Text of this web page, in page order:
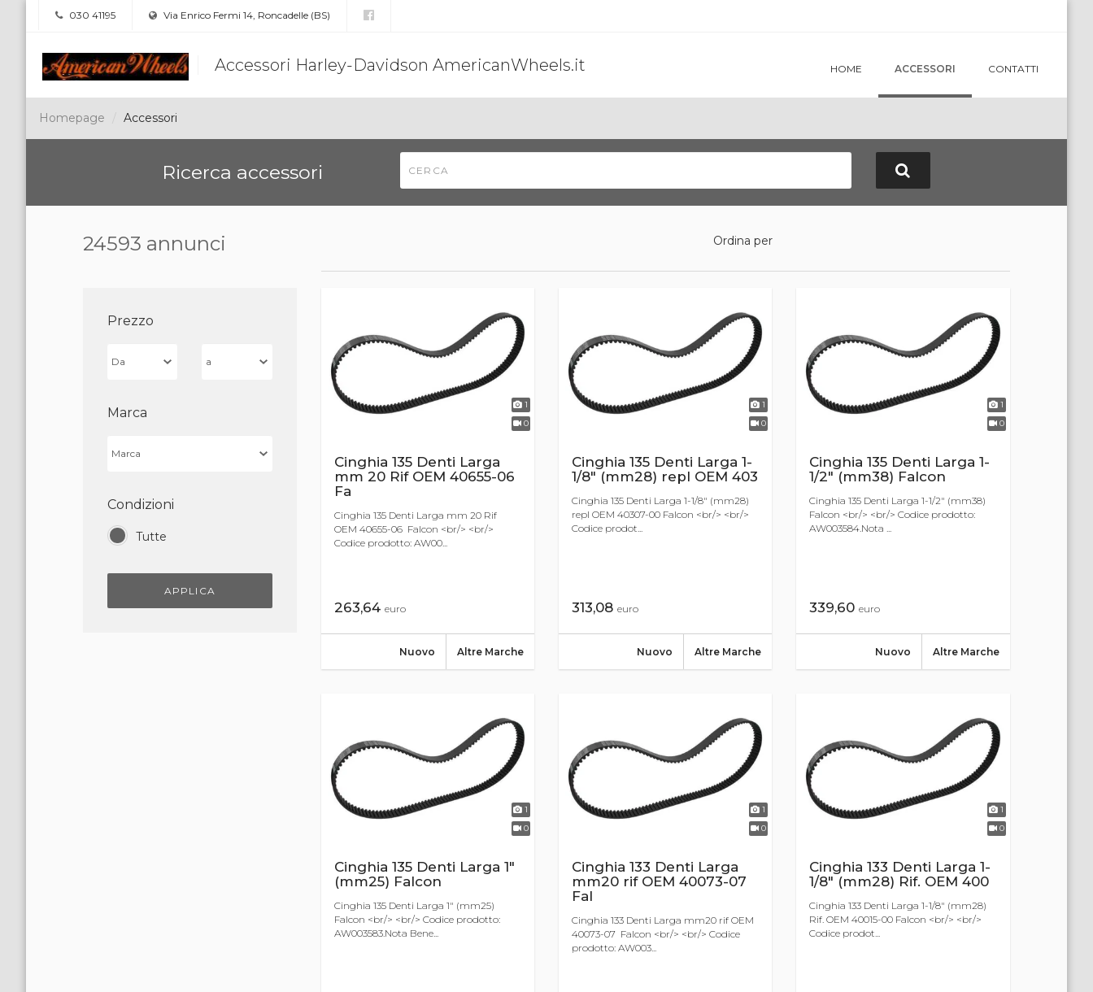
030 41195 Via Enrico Fermi 14, Roncadelle (BS)
Accessori Harley-Davidson AmericanWheels.it HOME ACCESSORI CONTATTI
Homepage Accessori
Ricerca accessori
24593 annunci Ordina per
Prezzo
Marca
Condizioni
Tutte
APPLICA
1
0
Cinghia 135 Denti Larga
mm 20 Rif OEM 40655-06
Fa
Cinghia 135 Denti Larga mm 20 Rif
OEM 40655-06 Falcon <br/> <br/>
Codice prodotto: AW00...
263,64 euro
Altre Marche
Nuovo
1
0
Cinghia 135 Denti Larga 1-
1/8" (mm28) repl OEM 403
Cinghia 135 Denti Larga 1-1/8" (mm28)
repl OEM 40307-00 Falcon <br/> <br/>
Codice prodot...
313,08 euro
Altre Marche
Nuovo
1
0
Cinghia 135 Denti Larga 1-
1/2" (mm38) Falcon
Cinghia 135 Denti Larga 1-1/2" (mm38)
Falcon <br/> <br/> Codice prodotto:
AW003584.Nota ...
339,60euro
Altre Marche
Nuovo
1
0
Cinghia 135 Denti Larga 1"
(mm25) Falcon
Cinghia 135 Denti Larga 1" (mm25)
Falcon <br/> <br/> Codice prodotto:
AW003583.Nota Bene...
1
0
Cinghia 133 Denti Larga
mm20 rif OEM 40073-07
Fal
Cinghia 133 Denti Larga mm20 rif OEM
40073-07 Falcon <br/> <br/> Codice
prodotto: AW003...
1
0
Cinghia 133 Denti Larga 1-
1/8" (mm28) Rif. OEM 400
Cinghia 133 Denti Larga 1-1/8" (mm28)
Rif. OEM 40015-00 Falcon <br/> <br/>
Codice prodot...